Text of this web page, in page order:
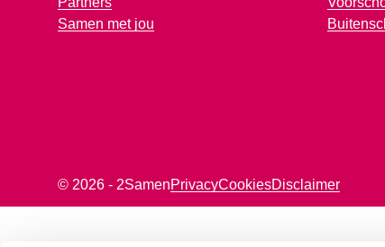
Samen met jou
© 2026 - 2SamenPrivacyCookiesDisclaimer